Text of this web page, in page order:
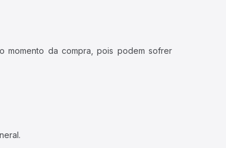
momento da compra, pois podem sofrer